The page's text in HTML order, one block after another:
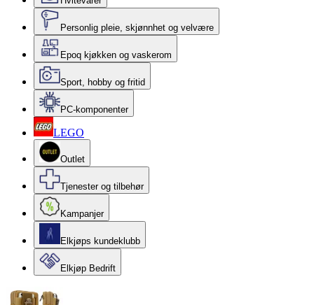
Personlig pleie, skjønnhet og velvære
Epoq kjøkken og vaskerom
Sport, hobby og fritid
PC-komponenter
LEGO
Outlet
Tjenester og tilbehør
Kampanjer
Elkjøps kundeklubb
Elkjøp Bedrift